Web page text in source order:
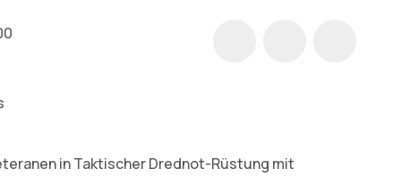
in Taktischer Drednot-Rüstung mit